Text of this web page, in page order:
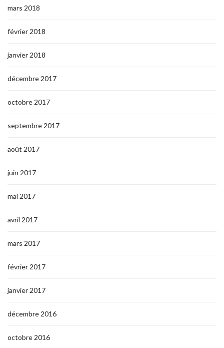
mars 2018
février 2018
janvier 2018
décembre 2017
octobre 2017
septembre 2017
août 2017
juin 2017
mai 2017
avril 2017
mars 2017
février 2017
janvier 2017
décembre 2016
octobre 2016